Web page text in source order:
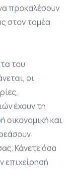
προκαλέσουν
στον τομέα
του
οι
έχουν τη
και
Κάνετε όσα
επιχείρησή